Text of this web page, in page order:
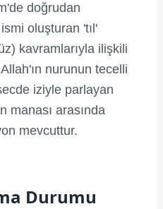
doğrudan
oluşturan 'tıl'
kavramlarıyla ilişkili
nurunun tecelli
iziyle parlayan
manası arasında
mevcuttur.
Durumu